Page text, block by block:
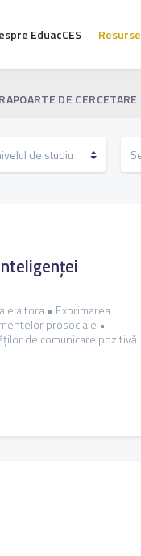
EduacCES Resurse
RAPOARTE DE CERCETARE
altora • Exprimarea
prosociale •
de comunicare pozitivă